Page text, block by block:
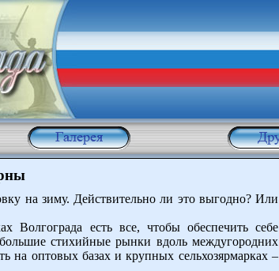
на зиму. Действительно ли это выгодно? Или
есть все, чтобы обеспечить себе
стихийные рынки вдоль междугородних
на оптовых базах и крупных сельхозярмарках –